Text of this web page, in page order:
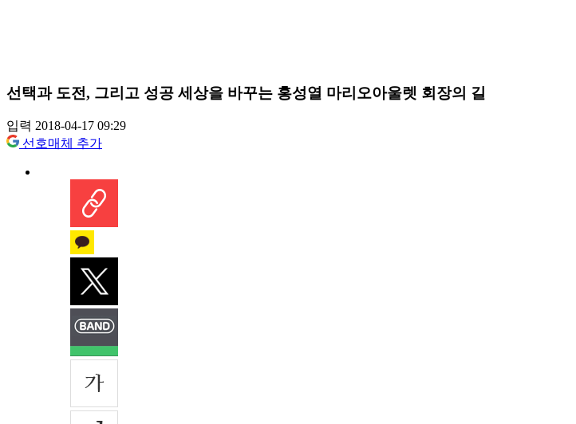
선택과 도전, 그리고 성공 세상을 바꾸는 홍성열 마리오아울렛 회장의 길
입력 2018-04-17 09:29
선호매체 추가